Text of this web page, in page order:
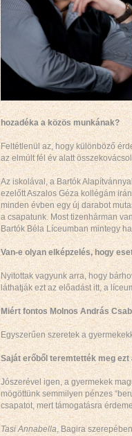
hozadéka a közös munkának?
Feltétlenül az, hogy különböző
az elmúlt fél év alatt
Az iskolával, a Bartók
ezelőtt Aszalos Géza kollégám
minden évben egy új darabot
a csapatunk. Most tizenhárman
Bartók Béla Líceumban mintegy
Van-e olyan elképzelés, hogy
Nyitottak vagyunk arra, hogy
láthatják ezt az előadást itt, a
Miért fontos Molnos András
Egyszerűen szeretek a
Saját erőből teremtették meg ezt
Jószerével igen, a gyermekek
mögöttünk semmilyen pénzes
csapatot, mert támogatásra
Tasi Annabella , Bagira